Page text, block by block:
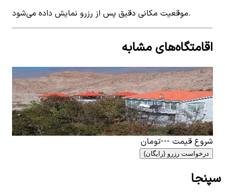
موقعیت مکانی دقیق پس از رزرو نمایش داده می‌شود.
اقامتگاه‌های مشابه
View details for اجاره سوئیت کوهستانی در حصار نیشابور
اجاره سوئیت کوهستانی در حصار نیشابور
0 اتاق خواب5 نفر
۷۶۴٬۰۰۰تومان
شروع قیمت ---تومان
درخواست رزرو (رایگان)
سپنجا